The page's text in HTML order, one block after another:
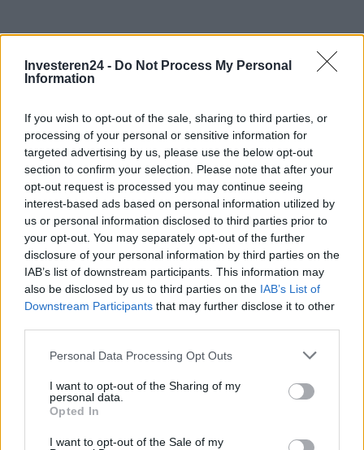
Investeren24 - Do Not Process My Personal
Information
If you wish to opt-out of the sale, sharing to third parties, or
processing of your personal or sensitive information for
targeted advertising by us, please use the below opt-out
section to confirm your selection. Please note that after your
opt-out request is processed you may continue seeing
interest-based ads based on personal information utilized by
us or personal information disclosed to third parties prior to
your opt-out. You may separately opt-out of the further
disclosure of your personal information by third parties on the
IAB’s list of downstream participants. This information may
also be disclosed by us to third parties on the IAB’s List of
Downstream Participants that may further disclose it to other
Please note that this website/app uses one or more Google
not limited to your visit or usage behaviour. You may click to
grant or deny consent to Google and its third-party tags to
use your data for below specified purposes in below Google
consent section.
Personal Data Processing Opt Outs
I want to opt-out of the Sharing of my
personal data.
Opted In
I want to opt-out of the Sale of my
Verder lezen